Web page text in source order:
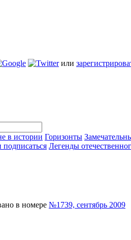
или
в истории Горизонты
Легенды
в номере №1739, сентябрь 2009